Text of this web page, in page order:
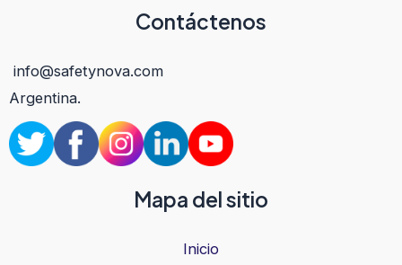
Contáctenos
info@safetynova.com
Argentina.
Mapa del sitio
Inicio